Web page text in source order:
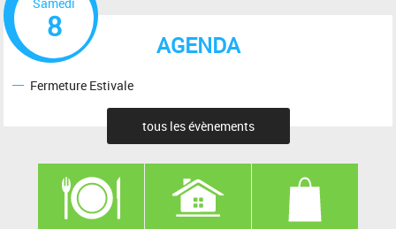
AGENDA
8
Fermeture Estivale
tous les évènements